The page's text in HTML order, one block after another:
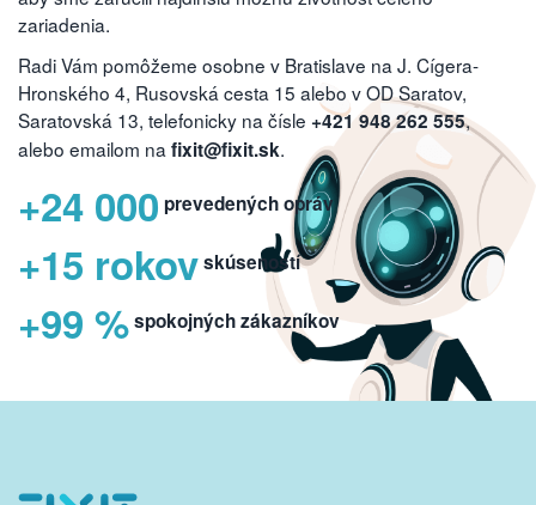
zariadenia.
Radi Vám pomôžeme osobne v Bratislave na J. Cígera-
Hronského 4, Rusovská cesta 15 alebo v OD Saratov,
Saratovská 13, telefonicky na čísle +421 948 262 555,
alebo emailom na fixit@fixit.sk.
+24 000 prevedených opráv
+15 rokovskúseností
+99 %spokojných zákazníkov